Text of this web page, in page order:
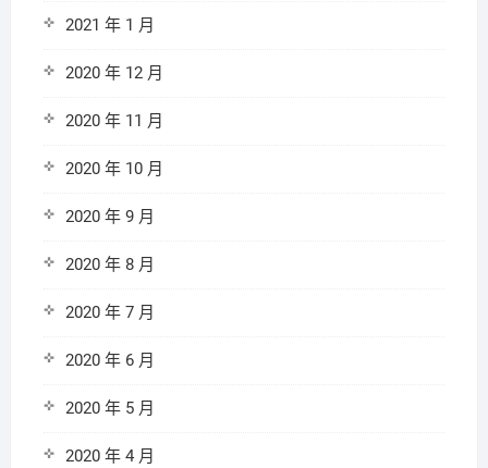
2021 年 1 月
2020 年 12 月
2020 年 11 月
2020 年 10 月
2020 年 9 月
2020 年 8 月
2020 年 7 月
2020 年 6 月
2020 年 5 月
2020 年 4 月